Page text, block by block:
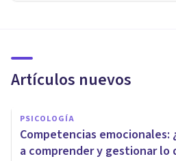
Artículos nuevos
PSICOLOGÍA
Competencias emocionales:
a comprender y gestionar lo